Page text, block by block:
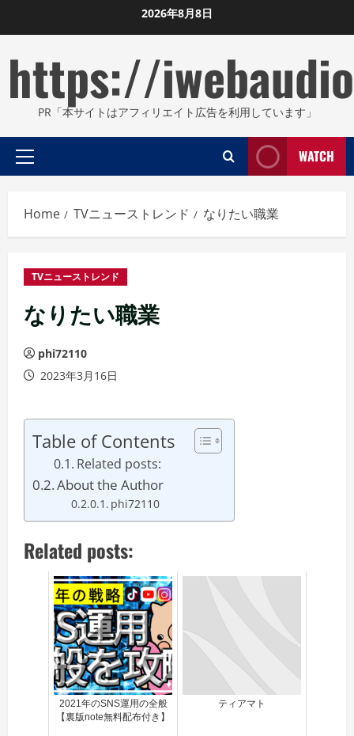
to
2026年8月8日
https://
PR「本サイトはアフィリエイト広告を利用しています」
Primary
WATCH
Home TVニューストレンド なりたい職業
TVニューストレンド
なりたい職業
phi72110
2023年3月16日
Table of Contents
Related posts:
About the Author
phi72110
Related posts:
2021年のSNS運用の全般
【裏版note無料配布付き】
ティアマト